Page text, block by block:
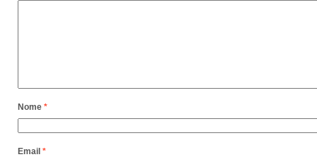
Nome *
Email *